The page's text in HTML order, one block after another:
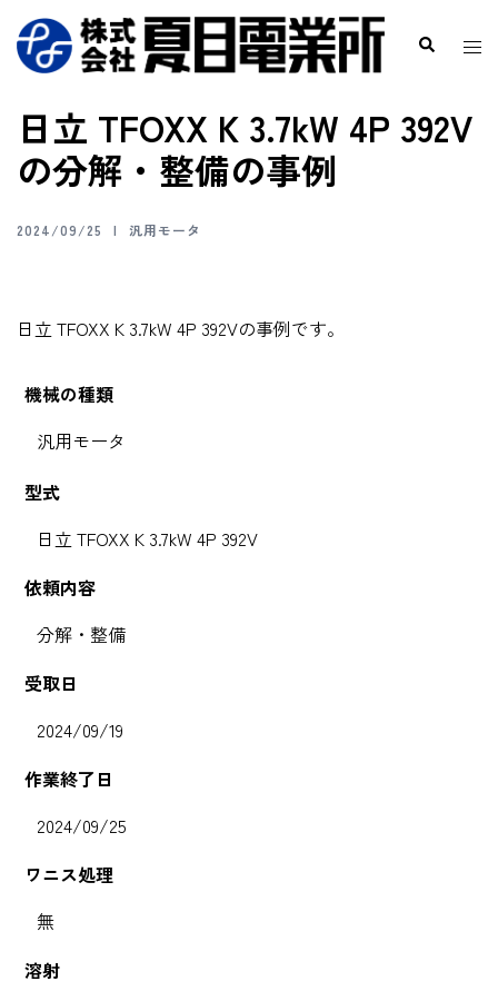
日立 TFOXX K 3.7kW 4P 392V
の分解・整備の事例
2024/09/25 汎用モータ
日立 TFOXX K 3.7kW 4P 392Vの事例です。
機械の種類
汎用モータ
型式
日立 TFOXX K 3.7kW 4P 392V
依頼内容
分解・整備
受取日
2024/09/19
作業終了日
2024/09/25
ワニス処理
無
溶射